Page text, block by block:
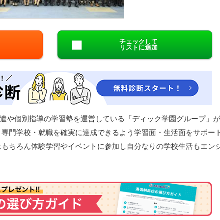
閉じる
チェックして
リストに追加
や個別指導の学習塾を運営している「ディック学園グループ」が
門学校・就職を確実に達成できるよう学習面・生活面をサポー
ちろん体験学習やイベントに参加し自分なりの学校生活もエン